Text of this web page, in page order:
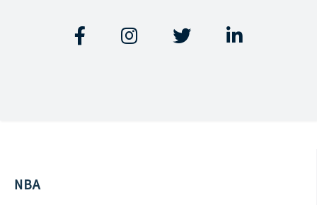
   
NBA